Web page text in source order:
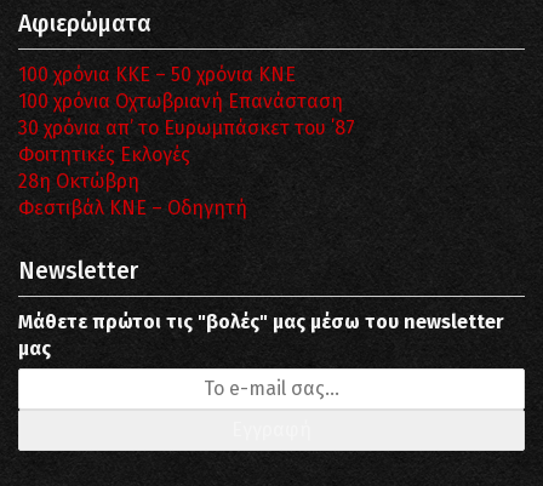
Αφιερώματα
100 χρόνια ΚΚΕ – 50 χρόνια ΚΝΕ
100 χρόνια Οχτωβριανή Επανάσταση
30 χρόνια απ’ το Ευρωμπάσκετ του ΄87
Φοιτητικές Εκλογές
28η Οκτώβρη
Φεστιβάλ ΚΝΕ – Οδηγητή
Newsletter
Μάθετε πρώτοι τις "βολές" μας μέσω του newsletter
μας